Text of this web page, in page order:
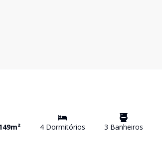
m² 4Dormitórios 3 Banheiros